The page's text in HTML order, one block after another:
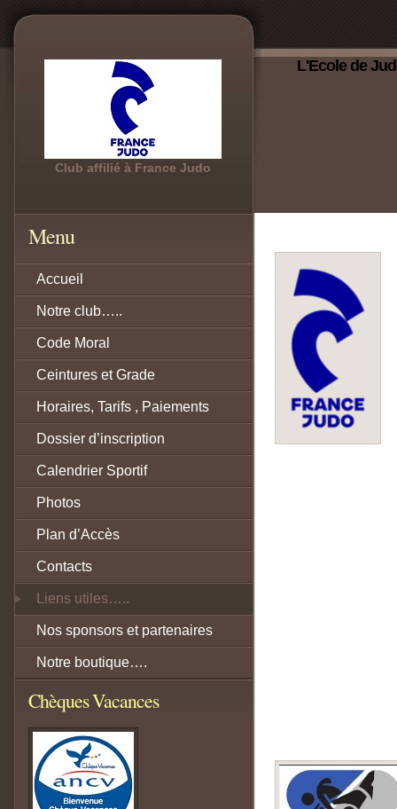
Club affilié à France Judo
Menu
Accueil
Notre club…..
Code Moral
Ceintures et Grade
Horaires, Tarifs , Paiements
Dossier d’inscription
Calendrier Sportif
Photos
Plan d’Accès
Contacts
Liens utiles…..
Nos sponsors et partenaires
Notre boutique….
Chèques Vacances
L'Ecole de